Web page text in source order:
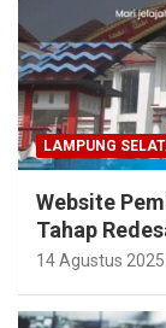
LAMPUNG
Website
Tahap
Mudah
14 Agustus 2025